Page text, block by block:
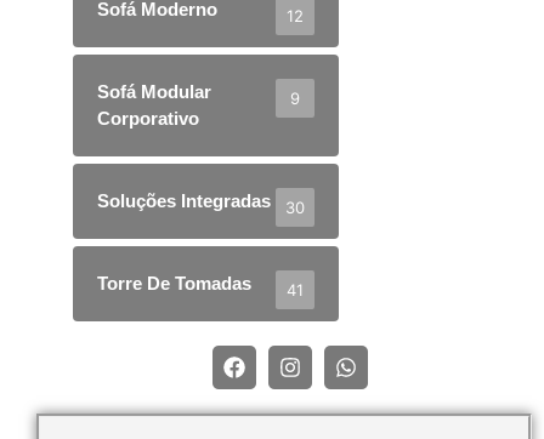
Sofá Moderno 12
Sofá Modular
Corporativo
9
Soluções Integradas 30
Torre De Tomadas 41